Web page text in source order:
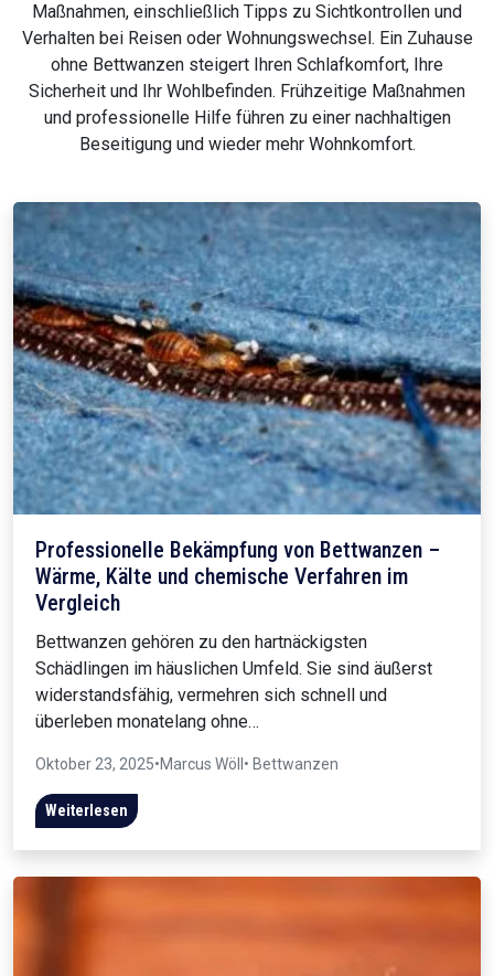
Maßnahmen, einschließlich Tipps zu Sichtkontrollen und
Verhalten bei Reisen oder Wohnungswechsel. Ein Zuhause
ohne Bettwanzen steigert Ihren Schlafkomfort, Ihre
Sicherheit und Ihr Wohlbefinden. Frühzeitige Maßnahmen
und professionelle Hilfe führen zu einer nachhaltigen
Beseitigung und wieder mehr Wohnkomfort.
Professionelle Bekämpfung von Bettwanzen –
Wärme, Kälte und chemische Verfahren im
Vergleich
Bettwanzen gehören zu den hartnäckigsten
Schädlingen im häuslichen Umfeld. Sie sind äußerst
widerstandsfähig, vermehren sich schnell und
überleben monatelang ohne…
Oktober 23, 2025•Marcus Wöll • Bettwanzen
Weiterlesen